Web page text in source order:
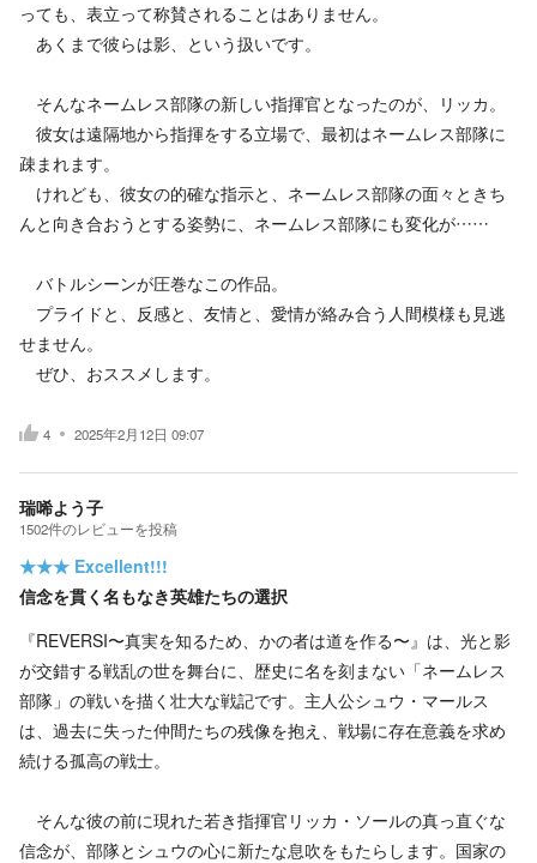
っても、表立って称賛されることはありません。
あくまで彼らは影、という扱いです。
そんなネームレス部隊の新しい指揮官となったのが、リッカ。
彼女は遠隔地から指揮をする立場で、最初はネームレス部隊に
疎まれます。
けれども、彼女の的確な指示と、ネームレス部隊の面々ときち
んと向き合おうとする姿勢に、ネームレス部隊にも変化が……
バトルシーンが圧巻なこの作品。
プライドと、反感と、友情と、愛情が絡み合う人間模様も見逃
せません。
ぜひ、おススメします。
4 2025年2月12日 09:07
瑞唏よう子
1502件のレビューを投稿
★★★ Excellent!!!
信念を貫く名もなき英雄たちの選択
『REVERSI〜真実を知るため、かの者は道を作る〜』は、光と影
が交錯する戦乱の世を舞台に、歴史に名を刻まない「ネームレス
部隊」の戦いを描く壮大な戦記です。主人公シュウ・マールス
は、過去に失った仲間たちの残像を抱え、戦場に存在意義を求め
続ける孤高の戦士。
そんな彼の前に現れた若き指揮官リッカ・ソールの真っ直ぐな
信念が、部隊とシュウの心に新たな息吹をもたらします。国家の